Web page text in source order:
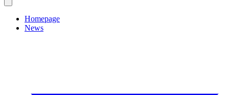
Homepage
News